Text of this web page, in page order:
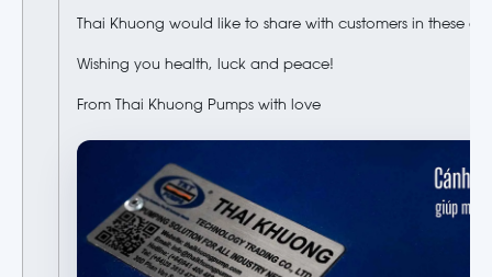
Thai Khuong would like to share with customers in these
Wishing you health, luck and peace!
From Thai Khuong Pumps with love